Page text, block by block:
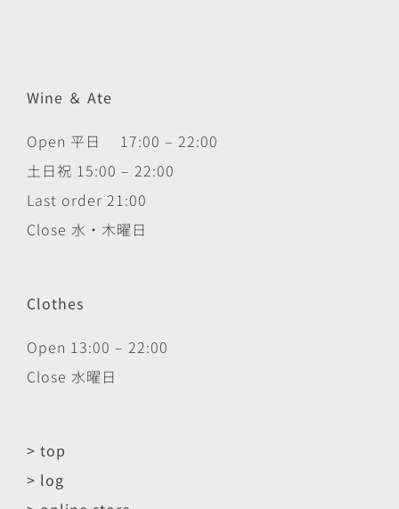
Wine ＆ Ate
Open 平日 17:00 – 22:00
土日祝 15:00 – 22:00
Last order 21:00
Close 水・木曜日
Clothes
Open 13:00 – 22:00
Close 水曜日
> top
> log